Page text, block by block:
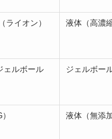
ライオン） 液体（高濃縮
ェルボール
ジェルボー
液体（無添